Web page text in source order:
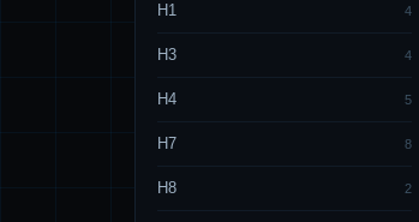
H1 4
H3 4
H4 5
H7 8
H8 2